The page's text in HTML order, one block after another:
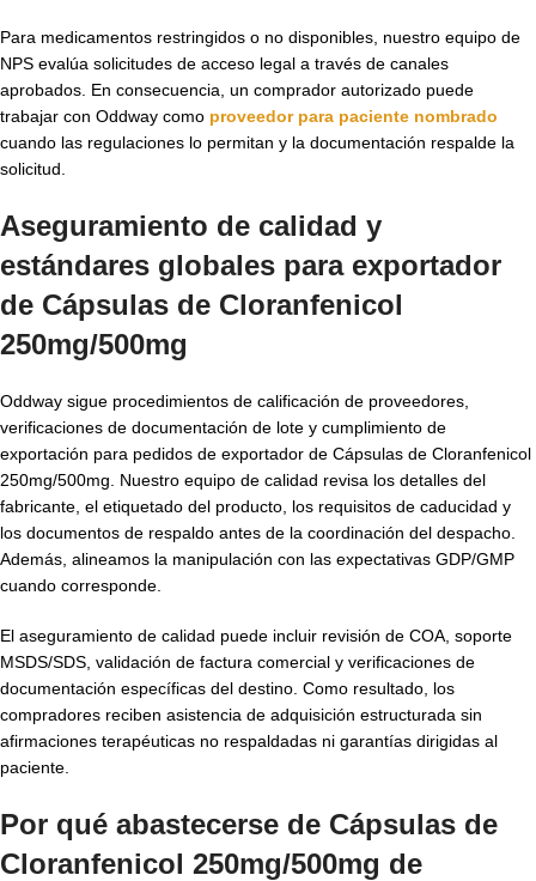
Para medicamentos restringidos o no disponibles, nuestro equipo de
NPS evalúa solicitudes de acceso legal a través de canales
aprobados. En consecuencia, un comprador autorizado puede
trabajar con Oddway como proveedor para paciente nombrado
cuando las regulaciones lo permitan y la documentación respalde la
solicitud.
Aseguramiento de calidad y
estándares globales para exportador
de Cápsulas de Cloranfenicol
250mg/500mg
Oddway sigue procedimientos de calificación de proveedores,
verificaciones de documentación de lote y cumplimiento de
exportación para pedidos de exportador de Cápsulas de Cloranfenicol
250mg/500mg. Nuestro equipo de calidad revisa los detalles del
fabricante, el etiquetado del producto, los requisitos de caducidad y
los documentos de respaldo antes de la coordinación del despacho.
Además, alineamos la manipulación con las expectativas GDP/GMP
cuando corresponde.
El aseguramiento de calidad puede incluir revisión de COA, soporte
MSDS/SDS, validación de factura comercial y verificaciones de
documentación específicas del destino. Como resultado, los
compradores reciben asistencia de adquisición estructurada sin
afirmaciones terapéuticas no respaldadas ni garantías dirigidas al
paciente.
Por qué abastecerse de Cápsulas de
Cloranfenicol 250mg/500mg de